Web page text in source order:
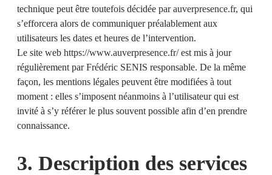
technique peut être toutefois décidée parauverpresence.fr, qui
s’efforcera alors de communiquer préalablement aux
utilisateurs les dates et heures de l’intervention.
Le site web https://www.auverpresence.fr/est mis à jour
régulièrement parFrédéric SENIS responsable. De la même
façon, les mentions légales peuvent être modifiées à tout
moment : elles s’imposent néanmoins à l’utilisateur qui est
invité à s’y référer le plus souvent possible afin d’en prendre
connaissance.
3. Description des services